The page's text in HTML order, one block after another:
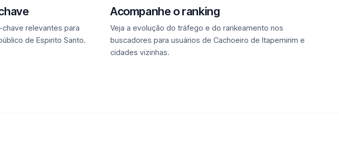
relevantes para
de Espirito Santo.
Acompanhe o ranking
Veja a evolução do tráfego e do rankeamento nos
buscadores para usuários de Cachoeiro de Itapemirim e
cidades vizinhas.